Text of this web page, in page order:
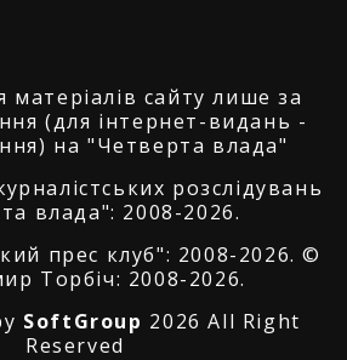
матеріалів сайту лише за
(для інтернет-видань -
на "Четверта влада"
розслідувань
влада": 2008-2026.
прес клуб": 2008-2026. ©
Торбіч: 2008-2026.
SoftGroup 2026 All Right
Reserved